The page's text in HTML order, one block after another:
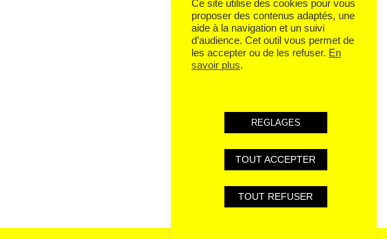
Ce site utilise des cookies pour vous
proposer des contenus adaptés, une
aide à la navigation et un suivi
d’audience. Cet outil vous permet de
les accepter ou de les refuser. En
savoir plus.
REGLAGES
TOUT ACCEPTER
TOUT REFUSER